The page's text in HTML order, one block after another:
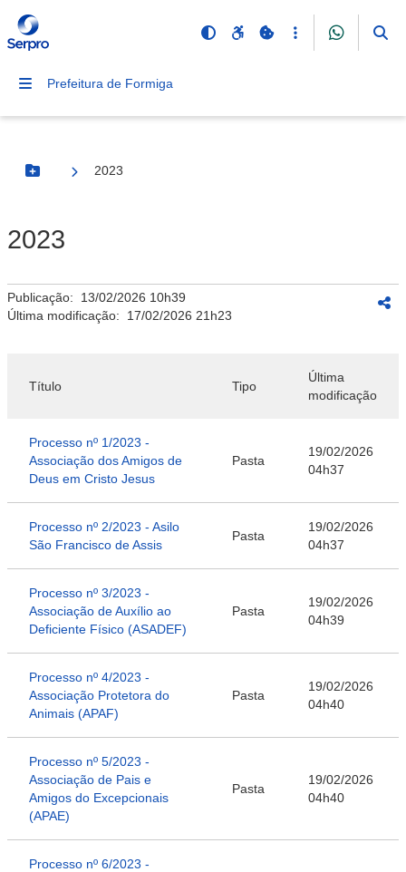
Prefeitura de Formiga
Botão Menu
2023
2023
Publicação: 13/02/2026 10h39
Última modificação: 17/02/2026 21h23
Título Tipo
Última
modificação
Processo nº 1/2023 -
Associação dos Amigos de
Deus em Cristo Jesus
Pasta
19/02/2026
04h37
Processo nº 2/2023 - Asilo
São Francisco de Assis
Pasta
19/02/2026
04h37
Processo nº 3/2023 -
Associação de Auxílio ao
Deficiente Físico (ASADEF)
Pasta
19/02/2026
04h39
Processo nº 4/2023 -
Associação Protetora do
Animais (APAF)
Pasta
19/02/2026
04h40
Processo nº 5/2023 -
Associação de Pais e
Amigos do Excepcionais
(APAE)
Pasta
19/02/2026
04h40
Processo nº 6/2023 -